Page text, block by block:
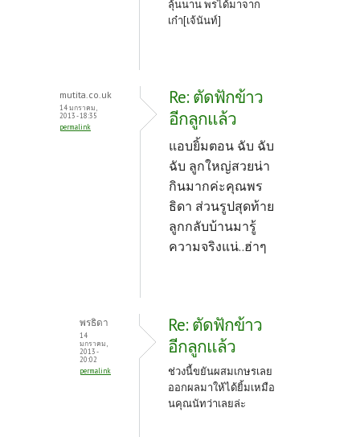
ลุ้นนาน พรได้มาจาก
เก๋า[เจ้นันท์]
mutita.co.uk
14 มกราคม,
2013 - 18:35
permalink
Re: ตัดฟักข้าว
อีกลูกแล้ว
แอบยิ้มตอน ฉับ ฉับ
ฉับ ลูกใหญ่สวยน่า
กินมากค่ะคุณพร
ธิดา ส่วนรูปสุดท้าย
ลูกกลับบ้านมารู้
ความจริงแน่..ฮ่าๆ
พรธิดา
14
มกราคม,
2013 -
20:02
permalink
Re: ตัดฟักข้าว
อีกลูกแล้ว
ช่วงนี้ขยันผสมเกษรเลย
ออกผลมาให้ได้ยิ้มเหมือ
นคุณนัทว่าเลยล่ะ